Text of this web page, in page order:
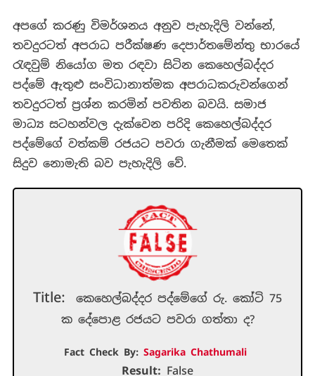
අපගේ කරණු විමර්ශනය අනුව පැහැදිලි වන්නේ,
තවදුරටත් අපරාධ පරීක්ෂණ දෙපාර්තමේන්තු භාරයේ
රැඳවුම් නියෝග මත රඳවා සිටින කෙහෙල්බද්දර
පද්මේ ඇතුළු සංවිධානාත්මක අපරාධකරුවන්ගෙන්
තවදුරටත් ප්‍රශ්න කරමින් පවතින බවයි. සමාජ
මාධ්‍ය සටහන්වල දැක්වෙන පරිදි කෙහෙල්බද්දර
පද්මේගේ වත්කම් රජයට පවරා ගැනීමක් මෙතෙක්
සිදුව නොමැති බව පැහැදිලි වේ.
Title:
කෙහෙල්බද්දර පද්මේගේ රු. කෝටි 75
ක දේපොළ රජයට පවරා ගත්තා ද?
Fact Check By: Sagarika Chathumali
Result: False